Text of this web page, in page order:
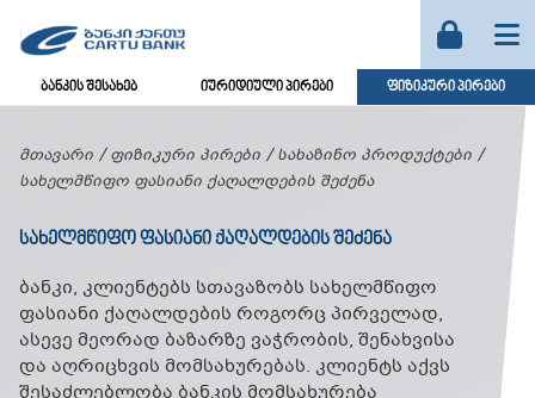
ბანკის შესახებ იურიდიული პირები ფიზიკური პირები
მთავარი ფიზიკური პირები
სახაზინო პროდუქტები
სახელმწიფო ფასიანი ქაღალდების შეძენა
ᲡᲐᲮᲔᲚᲛᲬᲘᲤᲝ ᲤᲐᲡᲘᲐᲜᲘ ᲥᲐᲦᲐᲚᲓᲔᲑᲘᲡ ᲨᲔᲫᲔᲜᲐ
ბანკი, კლიენტებს სთავაზობს სახელმწიფო
ფასიანი ქაღალდების როგორც პირველად,
ასევე მეორად ბაზარზე ვაჭრობის, შენახვისა
და აღრიცხვის მომსახურებას. კლიენტს აქვს